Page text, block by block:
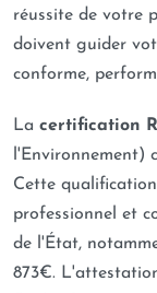
réussite de votre
doivent guider
conforme,
La certification
l'Environnement)
Cette
professionnel et
de l'État,
873€.